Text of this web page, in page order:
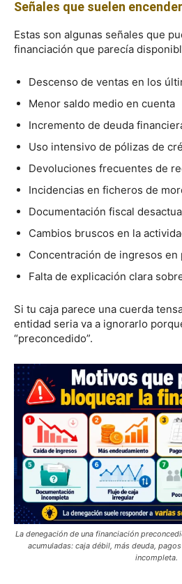
Señales que suelen
Estas son algunas señales que
financiación que parecía
Descenso de ventas en los
Menor saldo medio en cuenta
Incremento de deuda
Uso intensivo de pólizas de
Devoluciones frecuentes de
Incidencias en ficheros de
Documentación fiscal
Cambios bruscos en la
Concentración de ingresos en
Falta de explicación clara
Si tu caja parece una cuerda
entidad seria va a ignorarlo
“preconcedido”.
La denegación de una financiación
acumuladas: caja débil, más deuda,
incompleta.